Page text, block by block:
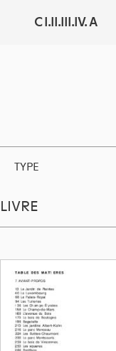
C I.II.III.IV. A
TYPE
LIVRE